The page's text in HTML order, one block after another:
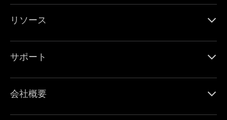
リソース
サポート
会社概要